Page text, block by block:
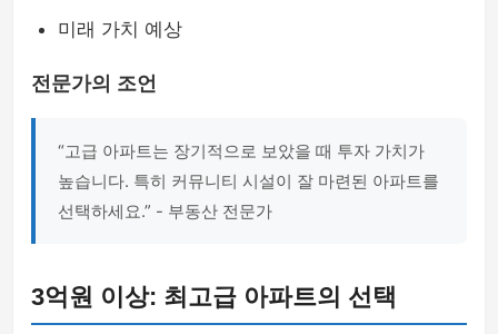
미래 가치 예상
전문가의 조언
“고급 아파트는 장기적으로 보았을 때 투자 가치가
높습니다. 특히 커뮤니티 시설이 잘 마련된 아파트를
선택하세요.” - 부동산 전문가
3억원 이상: 최고급 아파트의 선택